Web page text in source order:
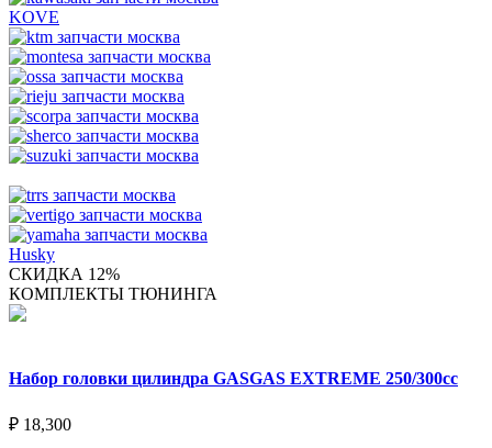
KOVE
Husky
СКИДКА 12%
КОМПЛЕКТЫ ТЮНИНГА
Набор головки цилиндра GASGAS EXTREME 250/300cc
₽ 18,300